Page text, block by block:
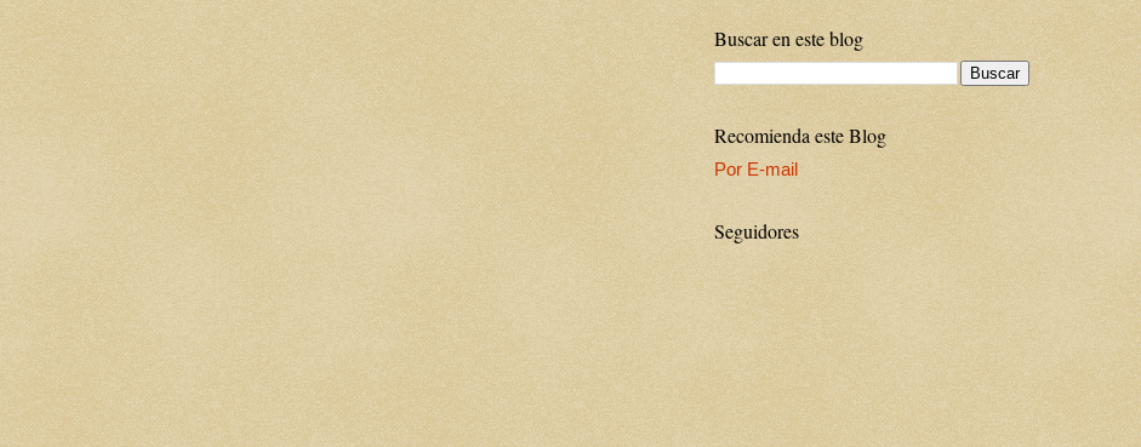
Buscar en este blog
Recomienda este Blog
Por E-mail
Seguidores